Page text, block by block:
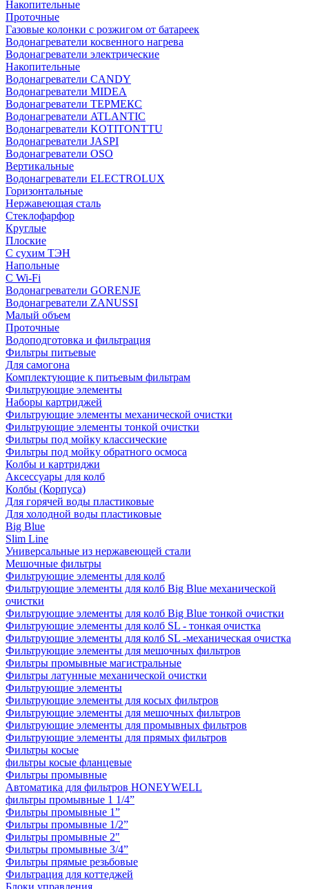
Накопительные
Проточные
Газовые колонки с розжигом от батареек
Водонагреватели косвенного нагрева
Водонагреватели электрические
Накопительные
Водонагреватели CANDY
Водонагреватели MIDEA
Водонагреватели ТЕРМЕКС
Водонагреватели ATLANTIC
Водонагреватели KOTITONTTU
Водонагреватели JASPI
Водонагреватели OSO
Вертикальные
Водонагреватели ELECTROLUX
Горизонтальные
Нержавеющая сталь
Стеклофарфор
Круглые
Плоские
С сухим ТЭН
Напольные
С Wi-Fi
Водонагреватели GORENJE
Водонагреватели ZANUSSI
Малый объем
Проточные
Водоподготовка и фильтрация
Фильтры питьевые
Для самогона
Комплектующие к питьевым фильтрам
Фильтрующие элементы
Наборы картриджей
Фильтрующие элементы механической очистки
Фильтрующие элементы тонкой очистки
Фильтры под мойку классические
Фильтры под мойку обратного осмоса
Колбы и картриджи
Аксессуары для колб
Колбы (Корпуса)
Для горячей воды пластиковые
Для холодной воды пластиковые
Big Blue
Slim Line
Универсальные из нержавеющей стали
Мешочные фильтры
Фильтрующие элементы для колб
Фильтрующие элементы для колб Big Blue механической
очистки
Фильтрующие элементы для колб Big Blue тонкой очистки
Фильтрующие элементы для колб SL - тонкая очистка
Фильтрующие элементы для колб SL -механическая очистка
Фильтрующие элементы для мешочных фильтров
Фильтры промывные магистральные
Фильтры латунные механической очистки
Фильтрующие элементы
Фильтрующие элементы для косых фильтров
Фильтрующие элементы для мешочных фильтров
Фильтрующие элементы для промывных фильтров
Фильтрующие элементы для прямых фильтров
Фильтры косые
фильтры косые фланцевые
Фильтры промывные
Автоматика для фильтров HONEYWELL
фильтры промывные 1 1/4”
Фильтры промывные 1”
Фильтры промывные 1/2”
Фильтры промывные 2"
Фильтры промывные 3/4”
Фильтры прямые резьбовые
Фильтрация для коттеджей
Блоки управления